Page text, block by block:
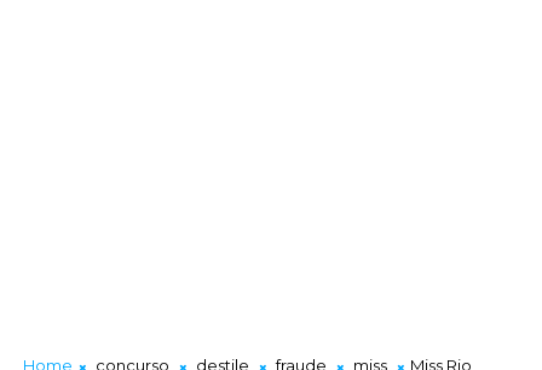
Home concurso destile fraude miss
Miss Rio